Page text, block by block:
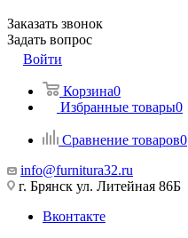
Заказать звонок
Задать вопрос
Войти
Корзина0
Избранные товары0
Сравнение товаров0
info@furnitura32.ru
г. Брянск ул. Литейная 86Б
Вконтакте